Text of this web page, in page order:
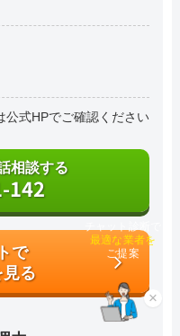
公式HPでご確認ください
相談する
142
で
見る
×
チャット診断で
最適な業者を
ご提案